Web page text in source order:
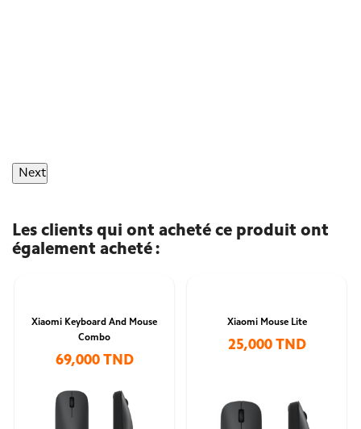
Next
Les clients qui ont acheté ce produit ont
également acheté :
Xiaomi Keyboard And Mouse
Combo
69,000 TND
Xiaomi Mouse Lite
25,000 TND